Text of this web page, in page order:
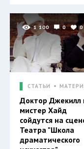
1 100 0 0
СТАТЬИ
Доктор Джекилл
мистер Хайд
сойдутся на
Театра "Школа
драматического